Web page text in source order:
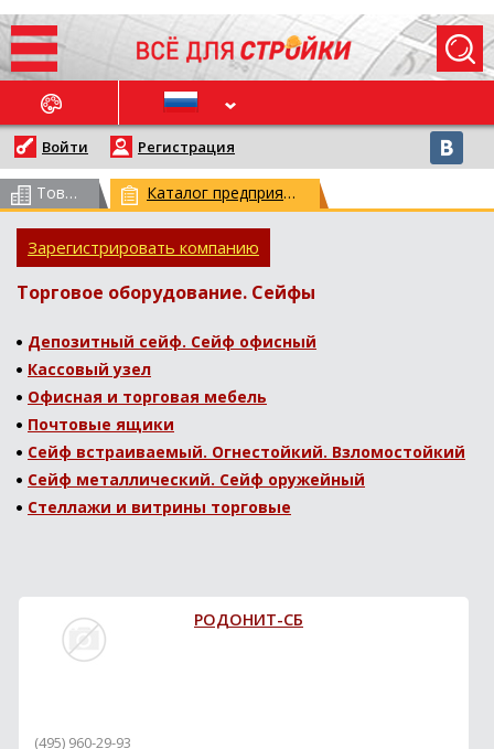
НОВОСТИ
Войти Регистрация
Товарный каталог (всего 62959)Каталог предприятий (всего 29775)
Зарегистрировать компанию
Торговое оборудование. Сейфы
Депозитный сейф. Сейф офисный
Кассовый узел
Офисная и торговая мебель
Почтовые ящики
Сейф встраиваемый. Огнестойкий. Взломостойкий
Сейф металлический. Сейф оружейный
Стеллажи и витрины торговые
РОДОНИТ-СБ
(495) 960-29-93